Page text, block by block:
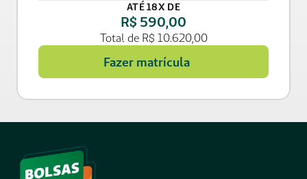
ATÉ 18X DE
R$ 590,00
Total de R$ 10.620,00
Fazer matrícula